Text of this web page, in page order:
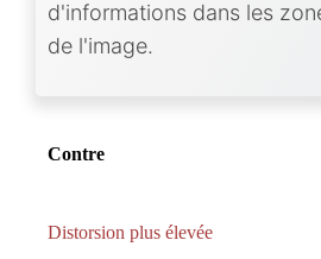
d'informations dans les
de l'image.
Contre
Distorsion plus élevée